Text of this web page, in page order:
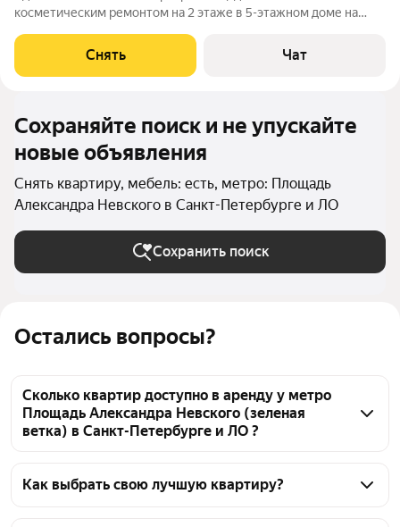
Остались вопросы?
Сколько квартир доступно в аренду у метро
Площадь Александра Невского (зеленая
ветка) в Санкт-Петербурге и ЛО ?
Александра Невского (зеленая ветка) в Санкт-
Как выбрать свою лучшую квартиру?
косметическим ремонтом на 2 этаже в 5-этажном доме на
кирпичный, окна выходят во
Снять Чат
Сохраняйте поиск и не упускайте
новые объявления
Снять квартиру, мебель: есть, метро: Площадь
Александра Невского в Санкт-Петербурге и ЛО
Сохранить поиск